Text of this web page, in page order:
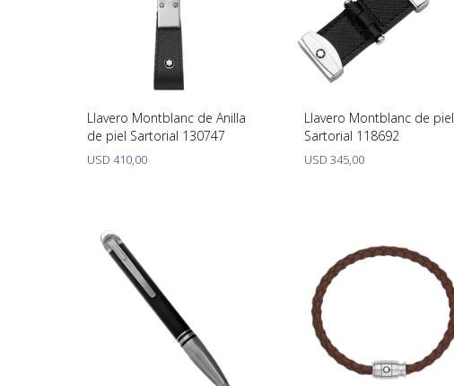
Llavero Montblanc de Anilla
de piel Sartorial 130747
USD 410,00
Llavero Montblanc de piel
Sartorial 118692
USD 345,00